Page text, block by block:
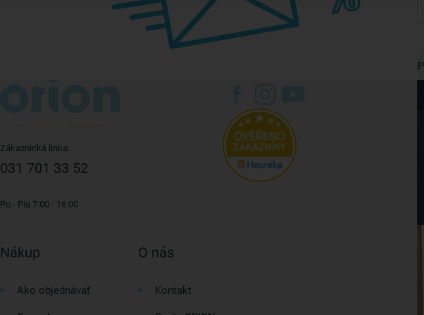
Zákaznická linka:
031 701 33 52
Po - Pia 7:00 - 16:00
Nákup
Ako objednávať
O nás
Kontakt